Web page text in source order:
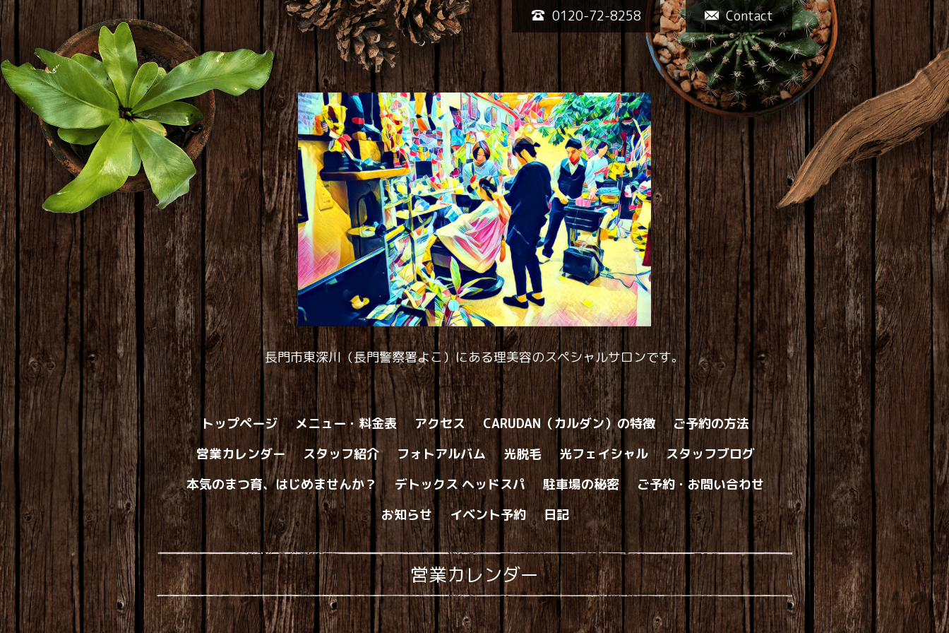
Contact
0120-72-8258
長門市東深川（長門警察署よこ）にある理美容のスペシャルサロンです。
トップページ メニュー・料金表 アクセス CARUDAN（カルダン）の特徴
ご予約の方法
営業カレンダー
スタッフ紹介 フォトアルバム 光脱毛 光フェイシャル
スタッフブログ
本気のまつ育、はじめませんか？
デトックス ヘッドスパ 駐車場の秘密
ご予約・お問い合わせ
お知らせ
イベント予約 日記
営業カレンダー